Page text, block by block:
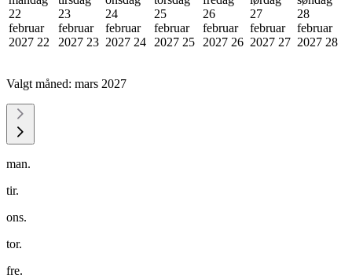
22
februar
2027 22
23
februar
2027 23
24
februar
2027 24
25
februar
2027 25
26
februar
2027 26
27
februar
2027 27
28
februar
2027 28
Valgt måned: mars 2027
man.
tir.
ons.
tor.
fre.